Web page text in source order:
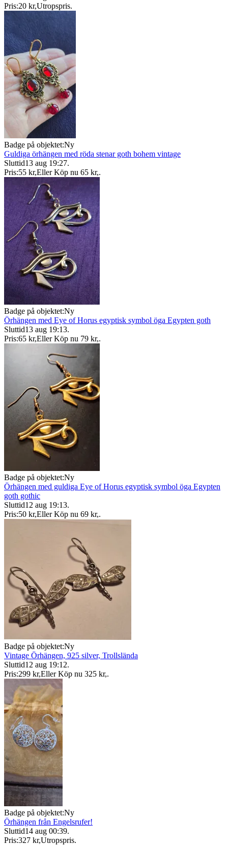
Pris:20 kr,Utropspris.
Badge på objektet:Ny
Guldiga örhängen med röda stenar goth bohem vintage
Sluttid13 aug 19:27.
Pris:55 kr,Eller Köp nu 65 kr,.
Badge på objektet:Ny
Örhängen med Eye of Horus egyptisk symbol öga Egypten goth
Sluttid13 aug 19:13.
Pris:65 kr,Eller Köp nu 79 kr,.
Badge på objektet:Ny
Örhängen med guldiga Eye of Horus egyptisk symbol öga Egypten
goth gothic
Sluttid12 aug 19:13.
Pris:50 kr,Eller Köp nu 69 kr,.
Badge på objektet:Ny
Vintage Örhängen, 925 silver, Trollslända
Sluttid12 aug 19:12.
Pris:299 kr,Eller Köp nu 325 kr,.
Badge på objektet:Ny
Örhängen från Engelsrufer!
Sluttid14 aug 00:39.
Pris:327 kr,Utropspris.